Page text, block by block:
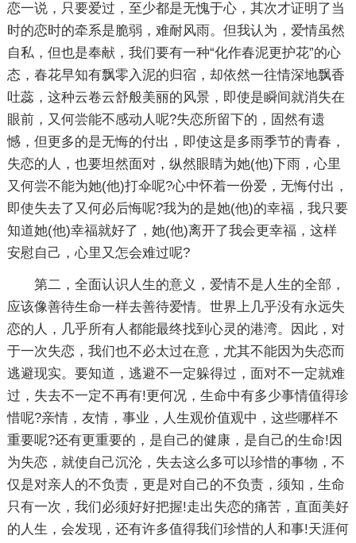
恋一说，只要爱过，至少都是无愧于心，其次才证明了当
时的恋时的牵系是脆弱，难耐风雨。但我认为，爱情虽然
自私，但也是奉献，我们要有一种“化作春泥更护花”的心
态，春花早知有飘零入泥的归宿，却依然一往情深地飘香
吐蕊，这种云卷云舒般美丽的风景，即使是瞬间就消失在
眼前，又何尝能不感动人呢?失恋所留下的，固然有遗
憾，但更多的是无悔的付出，即使这是多雨季节的青春，
失恋的人，也要坦然面对，纵然眼睛为她(他)下雨，心里
又何尝不能为她(他)打伞呢?心中怀着一份爱，无悔付出，
即使失去了又何必后悔呢?我为的是她(他)的幸福，我只要
知道她(他)幸福就好了，她(他)离开了我会更幸福，这样
安慰自己，心里又怎会难过呢?
第二，全面认识人生的意义，爱情不是人生的全部，
应该像善待生命一样去善待爱情。世界上几乎没有永远失
恋的人，几乎所有人都能最终找到心灵的港湾。因此，对
于一次失恋，我们也不必太过在意，尤其不能因为失恋而
逃避现实。要知道，逃避不一定躲得过，面对不一定就难
过，失去不一定不再有!更何况，生命中有多少事情值得珍
惜呢?亲情，友情，事业，人生观价值观中，这些哪样不
重要呢?还有更重要的，是自己的健康，是自己的生命!因
为失恋，就使自己沉沦，失去这么多可以珍惜的事物，不
仅是对亲人的不负责，更是对自己的不负责，须知，生命
只有一次，我们必须好好把握!走出失恋的痛苦，直面美好
的人生，会发现，还有许多值得我们珍惜的人和事!天涯何